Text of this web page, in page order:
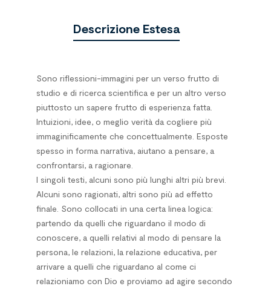
Descrizione Estesa
Sono riflessioni-immagini per un verso frutto di
studio e di ricerca scientifica e per un altro verso
piuttosto un sapere frutto di esperienza fatta.
Intuizioni, idee, o meglio verità da cogliere più
immaginificamente che concettualmente. Esposte
spesso in forma narrativa, aiutano a pensare, a
confrontarsi, a ragionare.
I singoli testi, alcuni sono più lunghi altri più brevi.
Alcuni sono ragionati, altri sono più ad effetto
finale. Sono collocati in una certa linea logica:
partendo da quelli che riguardano il modo di
conoscere, a quelli relativi al modo di pensare la
persona, le relazioni, la relazione educativa, per
arrivare a quelli che riguardano al come ci
relazioniamo con Dio e proviamo ad agire secondo